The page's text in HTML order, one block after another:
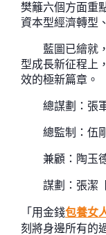
樊籬六個方面重
資本型經濟轉型
藍圖已繪就
型成長新征程上
效的極新篇章。
總謀劃：張
總監制：伍
兼顧：陶玉
謀劃：張潔
「用金錢包養女
刻將身邊所有的